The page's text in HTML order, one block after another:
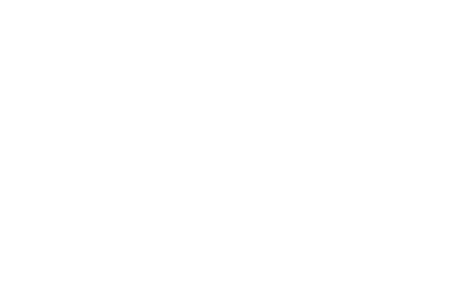
Mit dem |transkript-